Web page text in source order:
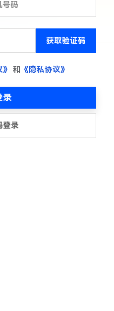
获取验证码
和 《隐私协议》
录
登录